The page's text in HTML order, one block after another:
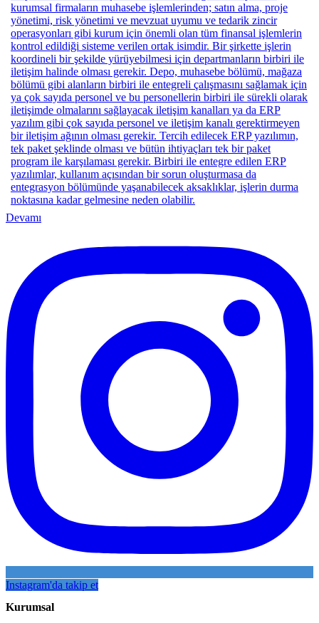
Devamı
Instagram'da takip et
Kurumsal